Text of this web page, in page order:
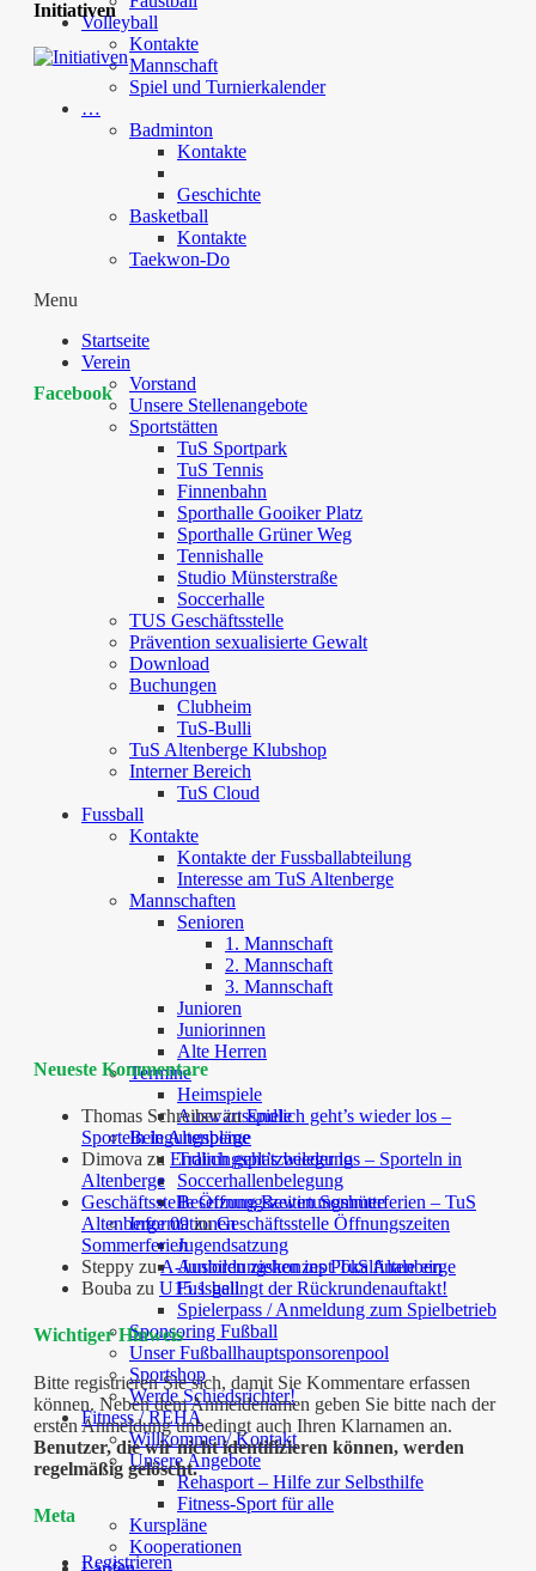
Volleyball
Kontakte
Mannschaft
Spiel und Turnierkalender
…
Badminton
Kontakte
Geschichte
Basketball
Kontakte
Taekwon-Do
Menu
Startseite
Verein
Vorstand
Unsere Stellenangebote
Sportstätten
TuS Sportpark
TuS Tennis
Finnenbahn
Sporthalle Gooiker Platz
Sporthalle Grüner Weg
Tennishalle
Studio Münsterstraße
Soccerhalle
TUS Geschäftsstelle
Prävention sexualisierte Gewalt
Download
Buchungen
Clubheim
TuS-Bulli
TuS Altenberge Klubshop
Interner Bereich
TuS Cloud
Fussball
Kontakte
Kontakte der Fussballabteilung
Interesse am TuS Altenberge
Mannschaften
Senioren
1. Mannschaft
2. Mannschaft
3. Mannschaft
Junioren
Juniorinnen
Alte Herren
Termine
Heimspiele
Auswärtsspiele
Belegungspläne
Trainingsplatzbelegung
Soccerhallenbelegung
Besetzung Bewirtungshütte
Informationen
Jugendsatzung
Ausbildungskonzept TuS Altenberge
Fussball
Spielerpass / Anmeldung zum Spielbetrieb
Sponsoring Fußball
Unser Fußballhauptsponsorenpool
Sportshop
Werde Schiedsrichter!
Fitness / REHA
Willkommen/ Kontakt
Unsere Angebote
Rehasport – Hilfe zur Selbsthilfe
Fitness-Sport für alle
Kurspläne
Kooperationen
Initiativen
Facebook
Neueste Kommentare
Thomas SchreiberzuEndlich geht’s wieder los –
Sporteln in Altenberge
Dimova zu Endlich geht’s wieder los – Sporteln in
Altenberge
Geschäftsstelle Öffnungszeiten Sommerferien – TuS
Altenberge 09zuGeschäftsstelle Öffnungszeiten
Sommerferien
Steppy zuA-Junioren ziehen ins Pokalfinale ein
Bouba zu U15.1 gelingt der Rückrundenauftakt!
Wichtiger Hinweis
Bitte registrieren Sie sich, damit Sie Kommentare erfassen
können. Neben dem Anmeldenamen geben Sie bitte nach der
ersten Anmeldung unbedingt auch Ihren Klarnamen an.
Benutzer, die wir nicht identifizieren können, werden
regelmäßig gelöscht.
Meta
Registrieren